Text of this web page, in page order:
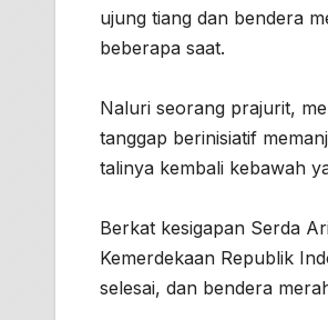
ujung tiang dan bendera
beberapa saat.
Naluri seorang prajurit,
tanggap berinisiatif
talinya kembali kebawah
Berkat kesigapan Serda
Kemerdekaan Republik
selesai, dan bendera